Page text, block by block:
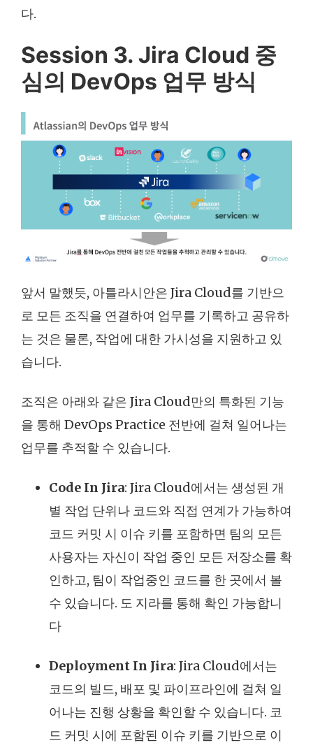
다.
Session 3. Jira Cloud 중
심의 DevOps 업무 방식
앞서 말했듯, 아틀라시안은 Jira Cloud를 기반으
로 모든 조직을 연결하여 업무를 기록하고 공유하
는 것은 물론, 작업에 대한 가시성을 지원하고 있
습니다.
조직은 아래와 같은 Jira Cloud만의 특화된 기능
을 통해 DevOps Practice 전반에 걸쳐 일어나는
업무를 추적할 수 있습니다.
Code In Jira: Jira Cloud에서는 생성된 개
별 작업 단위나 코드와 직접 연계가 가능하여
코드 커밋 시 이슈 키를 포함하면 팀의 모든
사용자는 자신이 작업 중인 모든 저장소를 확
인하고, 팀이 작업중인 코드를 한 곳에서 볼
수 있습니다. 도 지라를 통해 확인 가능합니
다
Deployment In Jira: Jira Cloud에서는
코드의 빌드, 배포 및 파이프라인에 걸쳐 일
어나는 진행 상황을 확인할 수 있습니다. 코
드 커밋 시에 포함된 이슈 키를 기반으로 이